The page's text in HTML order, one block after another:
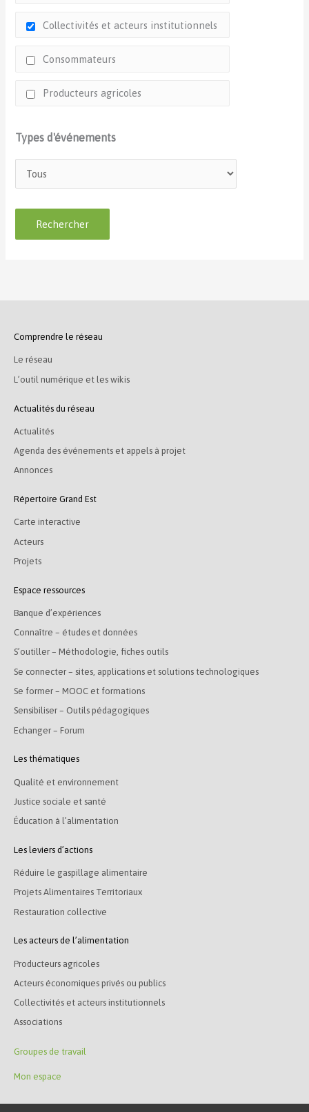
Collectivités et acteurs institutionnels
Consommateurs
Producteurs agricoles
Types d'événements
Comprendre le réseau
Le réseau
L’outil numérique et les wikis
Actualités du réseau
Actualités
Agenda des événements et appels à projet
Annonces
Répertoire Grand Est
Carte interactive
Acteurs
Projets
Espace ressources
Banque d’expériences
Connaître – études et données
S’outiller – Méthodologie, fiches outils
Se connecter – sites, applications et solutions technologiques
Se former – MOOC et formations
Sensibiliser – Outils pédagogiques
Echanger – Forum
Les thématiques
Qualité et environnement
Justice sociale et santé
Éducation à l’alimentation
Les leviers d’actions
Réduire le gaspillage alimentaire
Projets Alimentaires Territoriaux
Restauration collective
Les acteurs de l’alimentation
Producteurs agricoles
Acteurs économiques privés ou publics
Collectivités et acteurs institutionnels
Associations
Groupes de travail
Mon espace